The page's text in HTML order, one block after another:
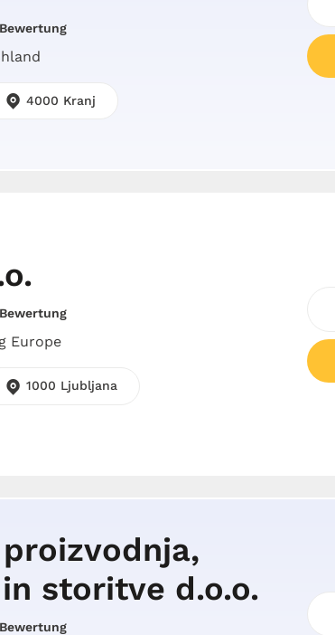
4000 Kranj
Europe
1000 Ljubljana
proizvodnja,
storitve d.o.o.